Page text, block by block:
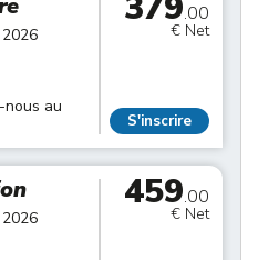
nous au
.00
€ Net
S'inscrire
459.00
€ Net